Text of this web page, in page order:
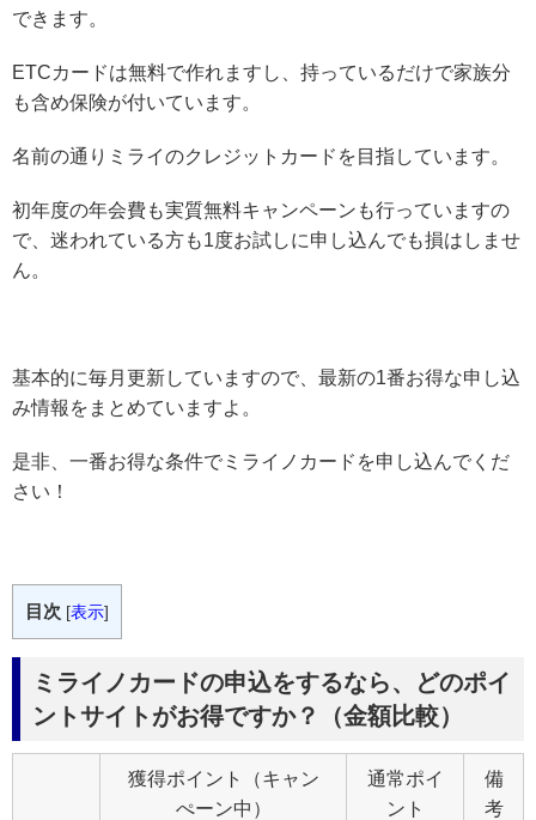
できます。
ETCカードは無料で作れますし、持っているだけで家族分
も含め保険が付いています。
名前の通りミライのクレジットカードを目指しています。
初年度の年会費も実質無料キャンペーンも行っていますの
で、迷われている方も1度お試しに申し込んでも損はしませ
ん。
基本的に毎月更新していますので、最新の1番お得な申し込
み情報をまとめていますよ。
是非、一番お得な条件でミライノカードを申し込んでくだ
さい！
目次 [表示]
ミライノカードの申込をするなら、どのポイ
ントサイトがお得ですか？（金額比較）
獲得ポイント（キャン
ぺーン中）
通常ポイ
ント
備
考